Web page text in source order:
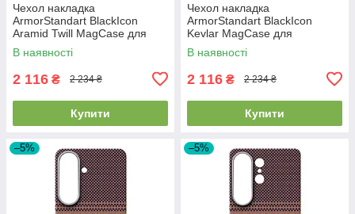
Чехол накладка
ArmorStandart BlackIcon
Aramid Twill MagCase для
Samsung S26 Plus Black
(ARM90146)
В наявності
2 116 ₴ 2 234 ₴
Купити
Чехол накладка
ArmorStandart BlackIcon
Kevlar MagCase для
Samsung S26 Plus Sunset
(ARM90157)
В наявності
2 116 ₴ 2 234 ₴
Купити
–5% –5%